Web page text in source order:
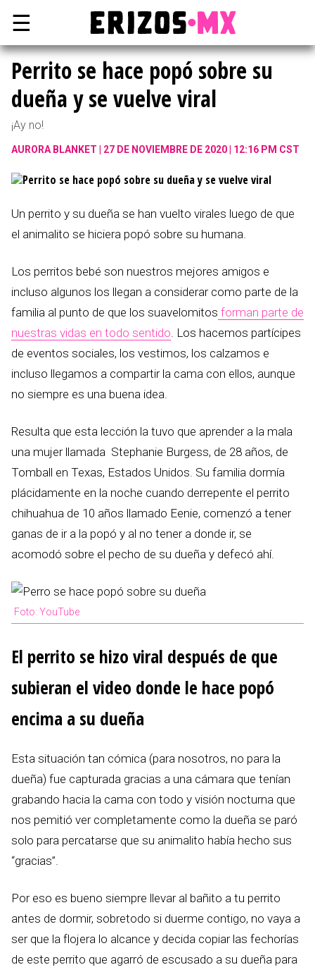
☰
Perrito se hace popó sobre su
dueña y se vuelve viral
¡Ay no!
AURORA BLANKET 27 DE NOVIEMBRE DE 2020 | 12:16 PM CST
Un perrito y su dueña se han vuelto virales luego de que
el animalito se hiciera popó sobre su humana.
Los perritos bebé son nuestros mejores amigos e
incluso algunos los llegan a considerar como parte de la
familia al punto de que los suavelomitos forman parte de
nuestras vidas en todo sentido. Los hacemos partícipes
de eventos sociales, los vestimos, los calzamos e
incluso llegamos a compartir la cama con ellos, aunque
no siempre es una buena idea.
Resulta que esta lección la tuvo que aprender a la mala
una mujer llamada Stephanie Burgess, de 28 años, de
Tomball en Texas, Estados Unidos. Su familia dormía
plácidamente en la noche cuando derrepente el perrito
chihuahua de 10 años llamado Eenie, comenzó a tener
ganas de ir a la popó y al no tener a donde ir, se
acomodó sobre el pecho de su dueña y defecó ahí.
Foto: YouTube
El perrito se hizo viral después de que
subieran el video donde le hace popó
encima a su dueña
Esta situación tan cómica (para nosotros, no para la
dueña) fue capturada gracias a una cámara que tenían
grabando hacia la cama con todo y visión nocturna que
nos pemitió ver completamente como la dueña se paró
solo para percatarse que su animalito había hecho sus
“gracias”.
Por eso es bueno siempre llevar al bañito a tu perrito
antes de dormir, sobretodo si duerme contigo, no vaya a
ser que la flojera lo alcance y decida copiar las fechorías
de este perrito que agarró de escusado a su dueña para